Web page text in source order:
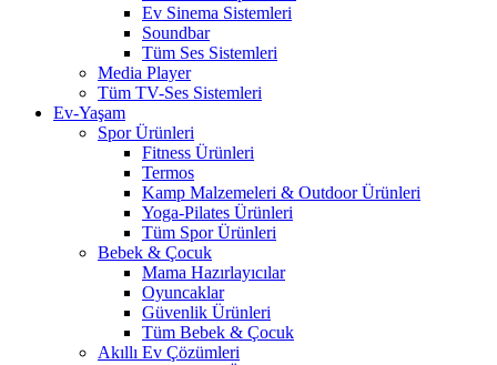
Ev Sinema Sistemleri
Soundbar
Tüm Ses Sistemleri
Media Player
Tüm TV-Ses Sistemleri
Ev-Yaşam
Spor Ürünleri
Fitness Ürünleri
Termos
Kamp Malzemeleri & Outdoor Ürünleri
Yoga-Pilates Ürünleri
Tüm Spor Ürünleri
Bebek & Çocuk
Mama Hazırlayıcılar
Oyuncaklar
Güvenlik Ürünleri
Tüm Bebek & Çocuk
Akıllı Ev Çözümleri